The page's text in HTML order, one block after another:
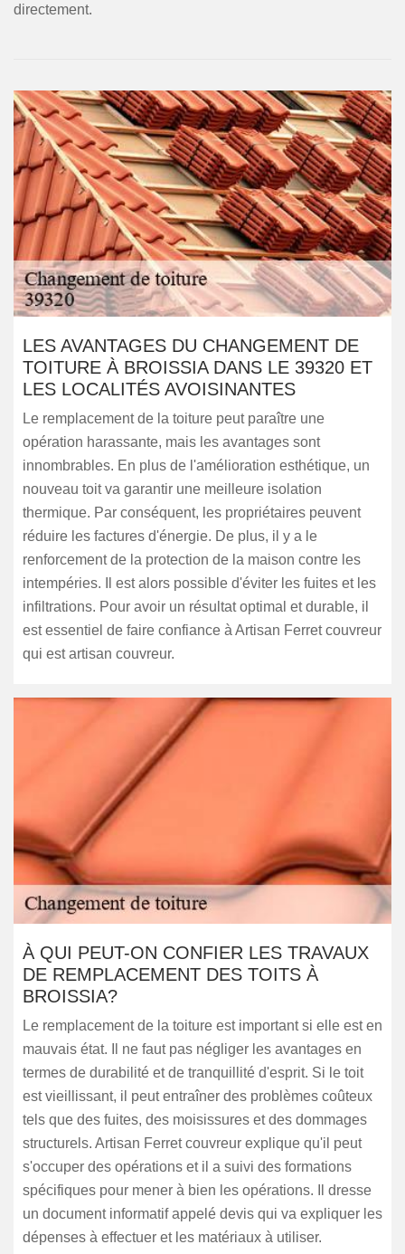
directement.
LES AVANTAGES DU CHANGEMENT DE
TOITURE À BROISSIA DANS LE 39320 ET
LES LOCALITÉS AVOISINANTES
Le remplacement de la toiture peut paraître une
opération harassante, mais les avantages sont
innombrables. En plus de l'amélioration esthétique, un
nouveau toit va garantir une meilleure isolation
thermique. Par conséquent, les propriétaires peuvent
réduire les factures d'énergie. De plus, il y a le
renforcement de la protection de la maison contre les
intempéries. Il est alors possible d'éviter les fuites et les
infiltrations. Pour avoir un résultat optimal et durable, il
est essentiel de faire confiance à Artisan Ferret couvreur
qui est artisan couvreur.
À QUI PEUT-ON CONFIER LES TRAVAUX
DE REMPLACEMENT DES TOITS À
BROISSIA?
Le remplacement de la toiture est important si elle est en
mauvais état. Il ne faut pas négliger les avantages en
termes de durabilité et de tranquillité d'esprit. Si le toit
est vieillissant, il peut entraîner des problèmes coûteux
tels que des fuites, des moisissures et des dommages
structurels. Artisan Ferret couvreur explique qu'il peut
s'occuper des opérations et il a suivi des formations
spécifiques pour mener à bien les opérations. Il dresse
un document informatif appelé devis qui va expliquer les
dépenses à effectuer et les matériaux à utiliser.